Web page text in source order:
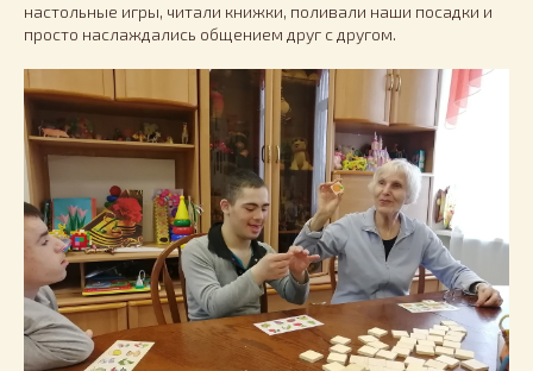
настольные игры, читали книжки, поливали наши посадки и
просто наслаждались общением друг с другом.